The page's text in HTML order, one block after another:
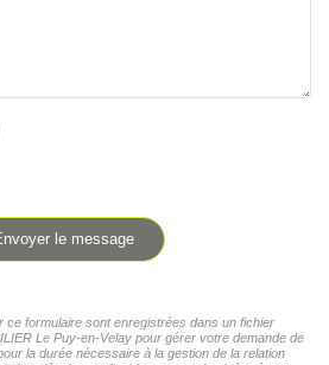
le message
ce formulaire sont enregistrées dans un fichier
Le Puy-en-Velay pour gérer votre demande de
la durée nécessaire à la gestion de la relation